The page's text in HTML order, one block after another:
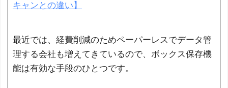
キャンとの違い】
最近では、経費削減のためペーパーレスでデータ管
理する会社も増えてきているので、ボックス保存機
能は有効な手段のひとつです。